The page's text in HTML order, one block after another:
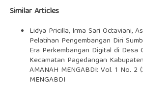
Similar Articles
Lidya Pricilla, Irma Sari Octaviani,
Pelatihan Pengembangan Diri
Era Perkembangan Digital di Desa
Kecamatan Pagedangan
AMANAH MENGABDI: Vol. 1 No. 2
MENGABDI